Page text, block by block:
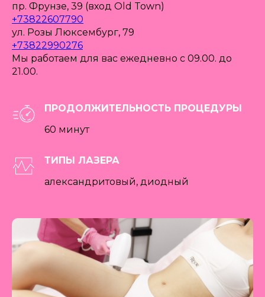
пр. Фрунзе, 39 (вход Old Town)
+73822607790
ул. Розы Люксембург, 79
+73822990276
Мы работаем для вас ежедневно с 09.00. до
21.00.
ПРОДОЛЖИТЕЛЬНОСТЬ ПРОЦЕДУРЫ
60 минут
ТИПЫ ЛАЗЕРА
александритовый, диодный